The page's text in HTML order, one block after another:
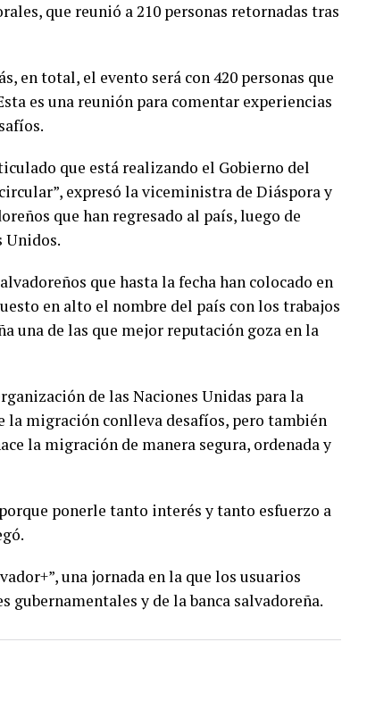
que reunió a 210 personas retornadas tras
en total, el evento será con 420 personas que
es una reunión para comentar experiencias
que está realizando el Gobierno del
expresó la viceministra de Diáspora y
que han regresado al país, luego de
Unidos.
que hasta la fecha han colocado en
en alto el nombre del país con los trabajos
una de las que mejor reputación goza en la
de las Naciones Unidas para la
la migración conlleva desafíos, pero también
la migración de manera segura, ordenada y
ponerle tanto interés y tanto esfuerzo a
una jornada en la que los usuarios
y de la banca salvadoreña.